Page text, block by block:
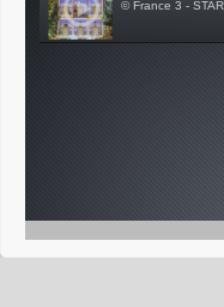
© France 3 -